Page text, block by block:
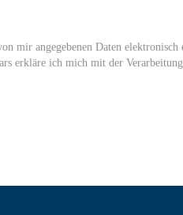
mir angegebenen Daten
erkläre ich mich mit der